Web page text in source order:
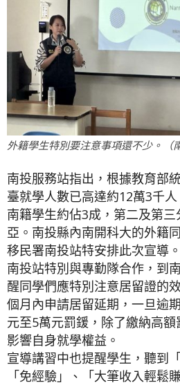
外籍學生特別要注意事項還不少。（
南投服務站指出，根據教育部
臺就學人數已高達約12萬3千
南籍學生約佔3成，第二及第
亞。南投縣內南開科大的外籍
移民署南投站特安排此次宣導。
南投站特別與專勤隊合作，到
醒同學們應特別注意居留證的
個月內申請居留延期，一旦逾
元至5萬元罰鍰，除了繳納高
影響自身就學權益。
宣導講習中也提醒學生，聽到
「免經驗」、「大筆收入輕鬆